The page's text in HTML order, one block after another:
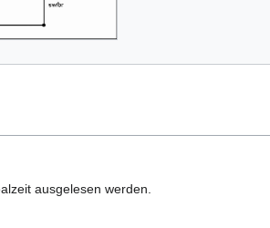
ausgelesen werden.